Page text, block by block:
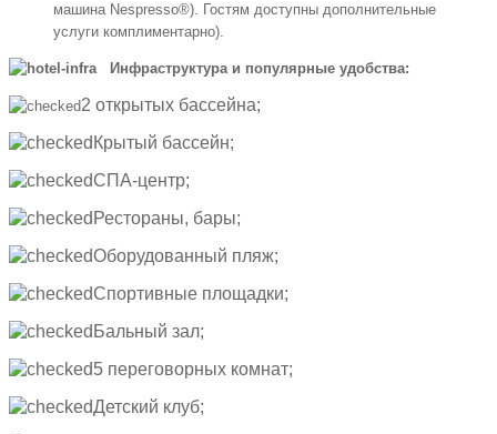
машина Nespresso®). Гостям доступны дополнительные
услуги комплиментарно).
Инфраструктура и популярные удобства:
2 открытых бассейна;
Крытый бассейн;
СПА-центр;
Рестораны, бары;
Оборудованный пляж;
Спортивные площадки;
Бальный зал;
5 переговорных комнат;
Детский клуб;